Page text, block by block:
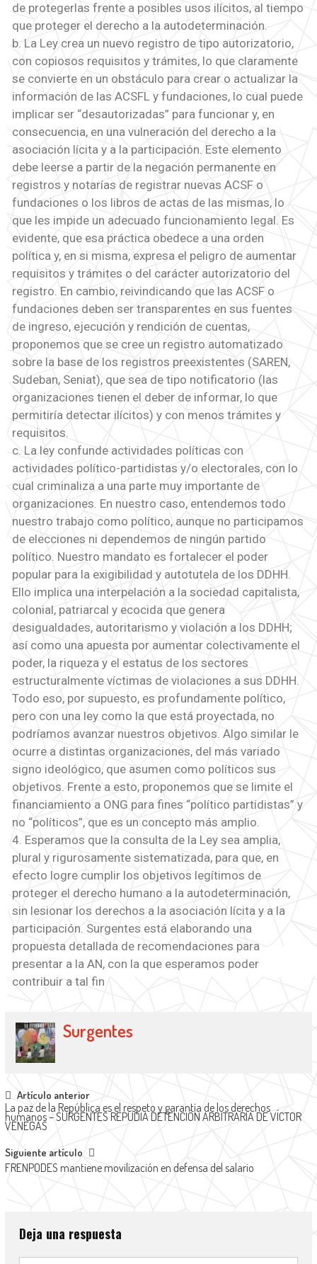
de protegerlas frente a posibles usos ilícitos, al tiempo
que proteger el derecho a la autodeterminación.
b. La Ley crea un nuevo registro de tipo autorizatorio,
con copiosos requisitos y trámites, lo que claramente
se convierte en un obstáculo para crear o actualizar la
información de las ACSFL y fundaciones, lo cual puede
implicar ser “desautorizadas” para funcionar y, en
consecuencia, en una vulneración del derecho a la
asociación lícita y a la participación. Este elemento
debe leerse a partir de la negación permanente en
registros y notarías de registrar nuevas ACSF o
fundaciones o los libros de actas de las mismas, lo
que les impide un adecuado funcionamiento legal. Es
evidente, que esa práctica obedece a una orden
política y, en si misma, expresa el peligro de aumentar
requisitos y trámites o del carácter autorizatorio del
registro. En cambio, reivindicando que las ACSF o
fundaciones deben ser transparentes en sus fuentes
de ingreso, ejecución y rendición de cuentas,
proponemos que se cree un registro automatizado
sobre la base de los registros preexistentes (SAREN,
Sudeban, Seniat), que sea de tipo notificatorio (las
organizaciones tienen el deber de informar, lo que
permitiría detectar ilícitos) y con menos trámites y
requisitos.
c. La ley confunde actividades políticas con
actividades político-partidistas y/o electorales, con lo
cual criminaliza a una parte muy importante de
organizaciones. En nuestro caso, entendemos todo
nuestro trabajo como político, aunque no participamos
de elecciones ni dependemos de ningún partido
político. Nuestro mandato es fortalecer el poder
popular para la exigibilidad y autotutela de los DDHH.
Ello implica una interpelación a la sociedad capitalista,
colonial, patriarcal y ecocida que genera
desigualdades, autoritarismo y violación a los DDHH;
así como una apuesta por aumentar colectivamente el
poder, la riqueza y el estatus de los sectores
estructuralmente víctimas de violaciones a sus DDHH.
Todo eso, por supuesto, es profundamente político,
pero con una ley como la que está proyectada, no
podríamos avanzar nuestros objetivos. Algo similar le
ocurre a distintas organizaciones, del más variado
signo ideológico, que asumen como políticos sus
objetivos. Frente a esto, proponemos que se limite el
financiamiento a ONG para fines “político partidistas” y
no “políticos”, que es un concepto más amplio.
4. Esperamos que la consulta de la Ley sea amplia,
plural y rigurosamente sistematizada, para que, en
efecto logre cumplir los objetivos legítimos de
proteger el derecho humano a la autodeterminación,
sin lesionar los derechos a la asociación lícita y a la
participación. Surgentes está elaborando una
propuesta detallada de recomendaciones para
presentar a la AN, con la que esperamos poder
contribuir a tal fin
Surgentes
Artículo anterior
La paz de la República es el respeto y garantía de los derechos
humanos – SURGENTES REPUDIA DETENCIÓN ARBITRARIA DE VÍCTOR
VENEGAS
Siguiente artículo
FRENPODES mantiene movilización en defensa del salario
Deja una respuesta